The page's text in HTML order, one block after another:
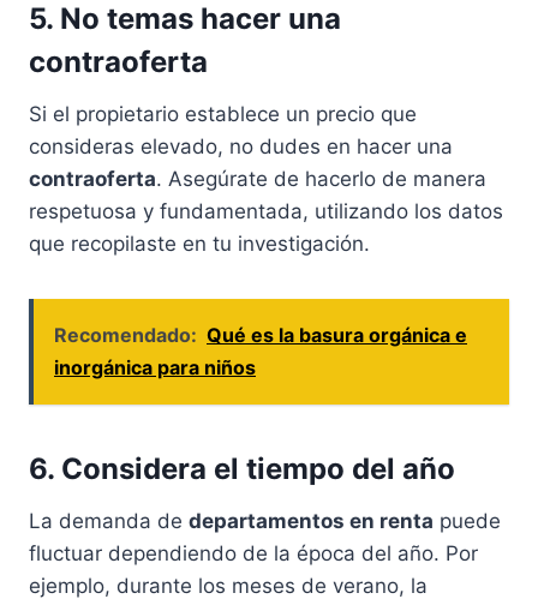
5. No temas hacer una
contraoferta
Si el propietario establece un precio que
consideras elevado, no dudes en hacer una
contraoferta. Asegúrate de hacerlo de manera
respetuosa y fundamentada, utilizando los datos
que recopilaste en tu investigación.
Recomendado: Qué es la basura orgánica e
inorgánica para niños
6. Considera el tiempo del año
La demanda de departamentos en renta puede
fluctuar dependiendo de la época del año. Por
ejemplo, durante los meses de verano, la